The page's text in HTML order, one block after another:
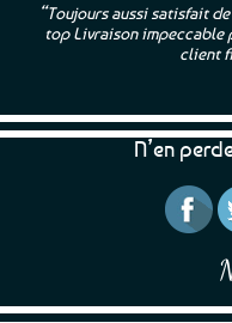
“Toujours aussi satisfait
top Livraison impeccable
client
N’en